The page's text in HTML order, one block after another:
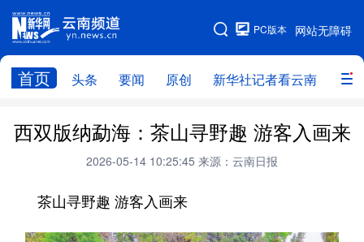
网站无障碍
PC版本
首页 头条 要闻 原创 新华社记者看云南 政务
网站地图
头条 云南要闻 本网原创
新华社记者看云南 政务
廉政 云南省领导报道集
教育
州市
社会
西双版纳勐海：茶山寻野趣 游客入画来
2026-05-14 10:25:45 来源：云南日报
茶山寻野趣 游客入画来